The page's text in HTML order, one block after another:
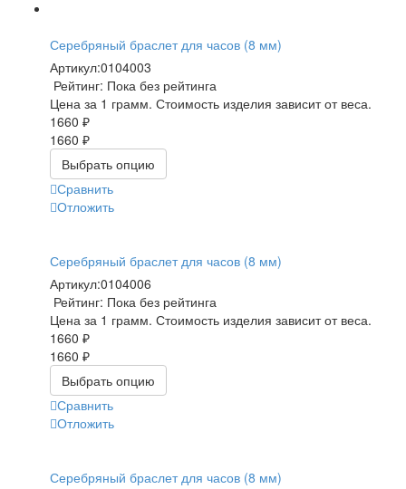
Серебряный браслет для часов (8 мм)
Артикул:0104003
Рейтинг: Пока без рейтинга
Цена за 1 грамм. Стоимость изделия зависит от веса.
1660 ₽
1660 ₽
Выбрать опцию
Сравнить
Отложить
Серебряный браслет для часов (8 мм)
Артикул:0104006
Рейтинг: Пока без рейтинга
Цена за 1 грамм. Стоимость изделия зависит от веса.
1660 ₽
1660 ₽
Выбрать опцию
Сравнить
Отложить
Серебряный браслет для часов (8 мм)